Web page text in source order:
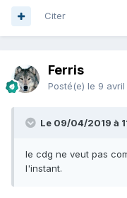
Citer
Ferris
Posté(e) le 9 avril
Le 09/04/2019 à
le cdg ne veut pas
l'instant.